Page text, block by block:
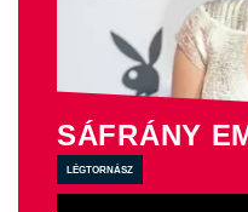
SÁFRÁNY
légtornász